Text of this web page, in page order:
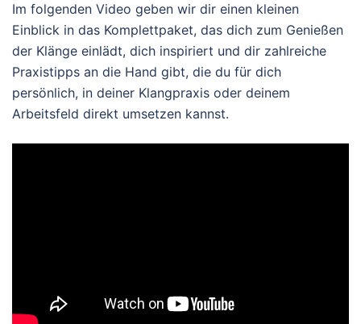
Im folgenden Video geben wir dir einen kleinen
Einblick in das Komplettpaket, das dich zum Genießen
der Klänge einlädt, dich inspiriert und dir zahlreiche
Praxistipps an die Hand gibt, die du für dich
persönlich, in deiner Klangpraxis oder deinem
Arbeitsfeld direkt umsetzen kannst.